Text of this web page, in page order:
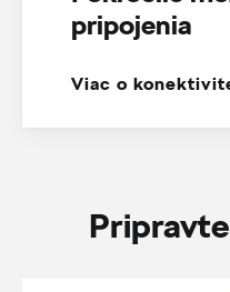
pripojenia
Viac o